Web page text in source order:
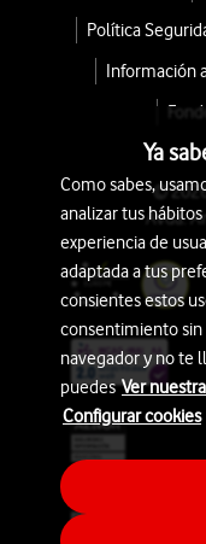
Política
Información
©
Avda.
Ya
Como sabes,
analizar tus
experiencia de
adaptada a tus
consientes estos
consentimiento
navegador y no te
puedesVer
Configurar cookies